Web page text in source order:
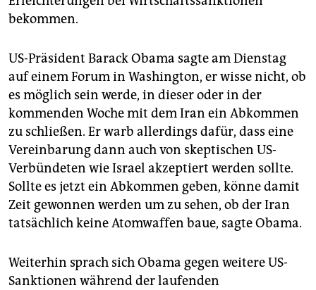
bekommen.
US-Präsident Barack Obama sagte am Dienstag
auf einem Forum in Washington, er wisse nicht, ob
es möglich sein werde, in dieser oder in der
kommenden Woche mit dem Iran ein Abkommen
zu schließen. Er warb allerdings dafür, dass eine
Vereinbarung dann auch von skeptischen US-
Verbündeten wie Israel akzeptiert werden sollte.
Sollte es jetzt ein Abkommen geben, könne damit
Zeit gewonnen werden um zu sehen, ob der Iran
tatsächlich keine Atomwaffen baue, sagte Obama.
Weiterhin sprach sich Obama gegen weitere US-
Sanktionen während der laufenden